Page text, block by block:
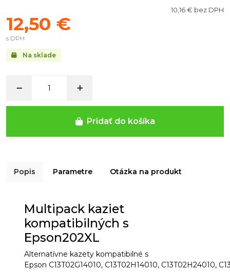
Na sklade
10,16 € bez DPH
12,50 €
s DPH
Pridať do košíka
Popis Parametre Otázka na produkt
Multipack kaziet
kompatibilných s
Epson202XL
Alternatívne kazety kompatibilné s
Epson C13T02G14010, C13T02H14010, C13T02H24010,